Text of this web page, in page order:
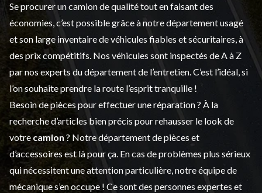
Se procurer un camion de qualité tout en faisant des
économies, c’est possible grâce à notredépartement usagé
et son large inventaire de véhicules fiables et sécuritaires, à
des prix compétitifs. Nos véhicules sont inspectés de A à Z
par nos experts du département de l’entretien . C’est l’idéal, si
l’on souhaite prendre la route l’esprit tranquille !
Besoin de pièces pour effectuer une réparation ? À la
recherche d’articles bien précis pour rehausser le look de
votre camion ? Notre département depièces et
d’accessoiresest là pour ça. En cas de problèmes plus sérieux
qui nécessitent une attention particulière, notre équipe de
mécanique s’en occupe ! Ce sont des personnes expertes et